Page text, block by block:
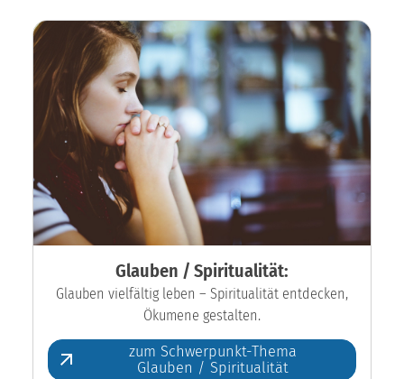
Glauben / Spiritualität:
Glauben vielfältig leben – Spiritualität entdecken,
Ökumene gestalten.
zum Schwerpunkt-Thema
Glauben / Spiritualität